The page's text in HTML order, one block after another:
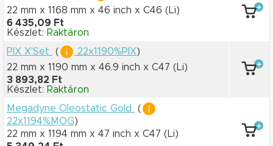
22 mm x 1168 mm x 46 inch x C46 (Li)
6 435,09 Ft
Készlet: Raktáron
PIX X'Set
( 22x1190%PIX)
22 mm x 1190 mm x 46.9 inch x C47 (Li)
3 893,82 Ft
Készlet: Raktáron
Megadyne Oleostatic Gold
(
22x1194%MOG)
22 mm x 1194 mm x 47 inch x C47 (Li)